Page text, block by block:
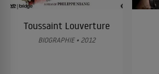
Toussaint Louverture
BIOGRAPHIE • 2012